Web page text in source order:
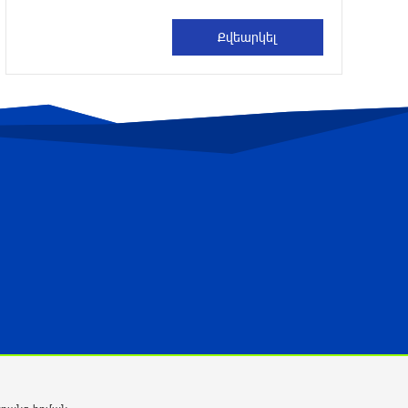
36 րոպե առաջ
ուժգնացում
35 րոպե առաջ
պաշտպանության օր. պատմության